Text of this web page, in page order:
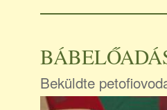
Beküldte